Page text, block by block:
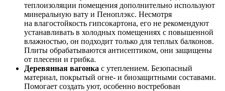
теплоизоляции помещения дополнительно используют
минеральную вату и Пеноплэкс. Несмотря
на влагостойкость гипсокартона, его не рекомендуют
устанавливать в холодных помещениях с повышенной
влажностью, он подходит только для теплых балконов.
Плиты обрабатываются антисептиком, они защищены
от плесени и грибка.
Деревянная вагонка с утеплением. Безопасный
материал, покрытый огне- и биозащитными составами.
Помогает создать уют, особенно востребован